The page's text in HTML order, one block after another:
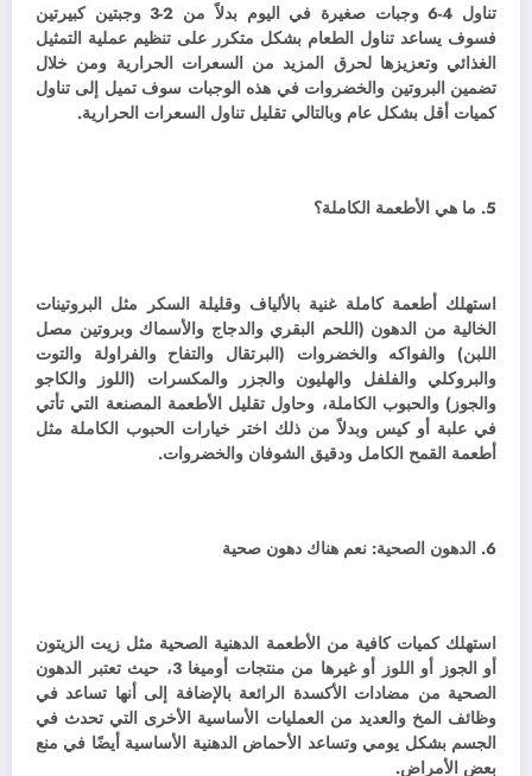
تناول 4-6 وجبات صغيرة في اليوم بدلاً من 2-3 وجبتين كبيرتين
فسوف يساعد تناول الطعام بشكل متكرر على تنظيم عملية التمثيل
الغذائي وتعزيزها لحرق المزيد من السعرات الحرارية ومن خلال
تضمين البروتين والخضروات في هذه الوجبات سوف تميل إلى تناول
كميات أقل بشكل عام وبالتالي تقليل تناول السعرات الحرارية.
5. ما هي الأطعمة الكاملة؟
استهلك أطعمة كاملة غنية بالألياف وقليلة السكر مثل البروتينات
الخالية من الدهون (اللحم البقري والدجاج والأسماك وبروتين مصل
اللبن) والفواكه والخضروات (البرتقال والتفاح والفراولة والتوت
والبروكلي والفلفل والهليون والجزر والمكسرات (اللوز والكاجو
والجوز) والحبوب الكاملة، وحاول تقليل الأطعمة المصنعة التي تأتي
في علبة أو كيس وبدلاً من ذلك اختر خيارات الحبوب الكاملة مثل
أطعمة القمح الكامل ودقيق الشوفان والخضروات.
6. الدهون الصحية: نعم هناك دهون صحية
استهلك كميات كافية من الأطعمة الدهنية الصحية مثل زيت الزيتون
أو الجوز أو اللوز أو غيرها من منتجات أوميغا 3، حيث تعتبر الدهون
الصحية من مضادات الأكسدة الرائعة بالإضافة إلى أنها تساعد في
وظائف المخ والعديد من العمليات الأساسية الأخرى التي تحدث في
الجسم بشكل يومي وتساعد الأحماض الدهنية الأساسية أيضًا في منع
بعض الأمراض.